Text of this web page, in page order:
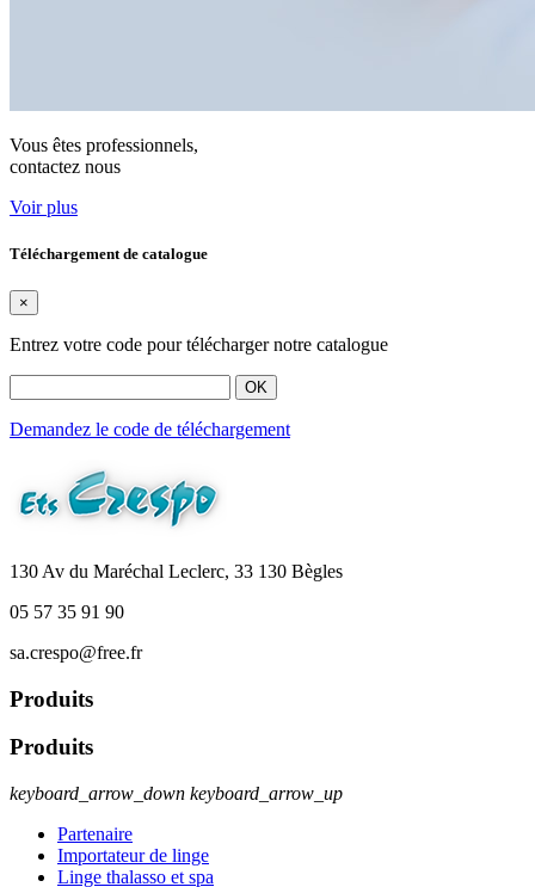
Vous êtes professionnels,
contactez nous
Voir plus
Téléchargement de catalogue
×
Entrez votre code pour télécharger notre catalogue
OK
Demandez le code de téléchargement
130 Av du Maréchal Leclerc, 33 130 Bègles
05 57 35 91 90
sa.crespo@free.fr
Produits
Produits
keyboard_arrow_down keyboard_arrow_up
Partenaire
Importateur de linge
Linge thalasso et spa